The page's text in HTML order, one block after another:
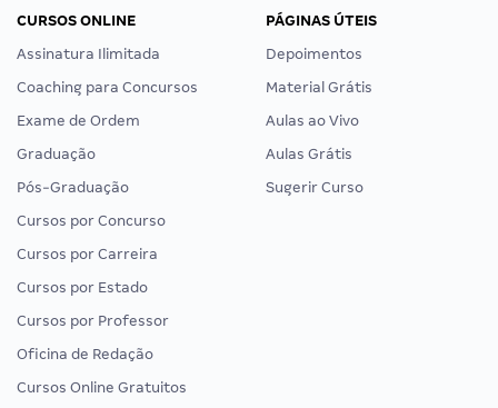
CURSOS ONLINE
Assinatura Ilimitada
Coaching para Concursos
Exame de Ordem
Graduação
Pós-Graduação
Cursos por Concurso
Cursos por Carreira
Cursos por Estado
Cursos por Professor
Oficina de Redação
Cursos Online Gratuitos
PÁGINAS ÚTEIS
Depoimentos
Material Grátis
Aulas ao Vivo
Aulas Grátis
Sugerir Curso